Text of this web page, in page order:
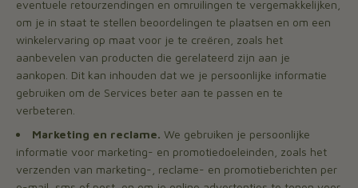
eventuele retourzendingen en omruilingen te vergemakkelijken,
om je in staat te stellen beoordelingen te plaatsen en om een
winkelervaring op maat voor je te creëren, zoals het
aanbevelen van producten die gerelateerd zijn aan je
aankopen. Dit kan inhouden dat we je persoonlijke informatie
gebruiken om de Services beter aan te passen en te
verbeteren.
Marketing en reclame. We gebruiken je persoonlijke
informatie voor marketing- en promotiedoeleinden, zoals het
verzenden van marketing-, reclame- en promotieberichten per